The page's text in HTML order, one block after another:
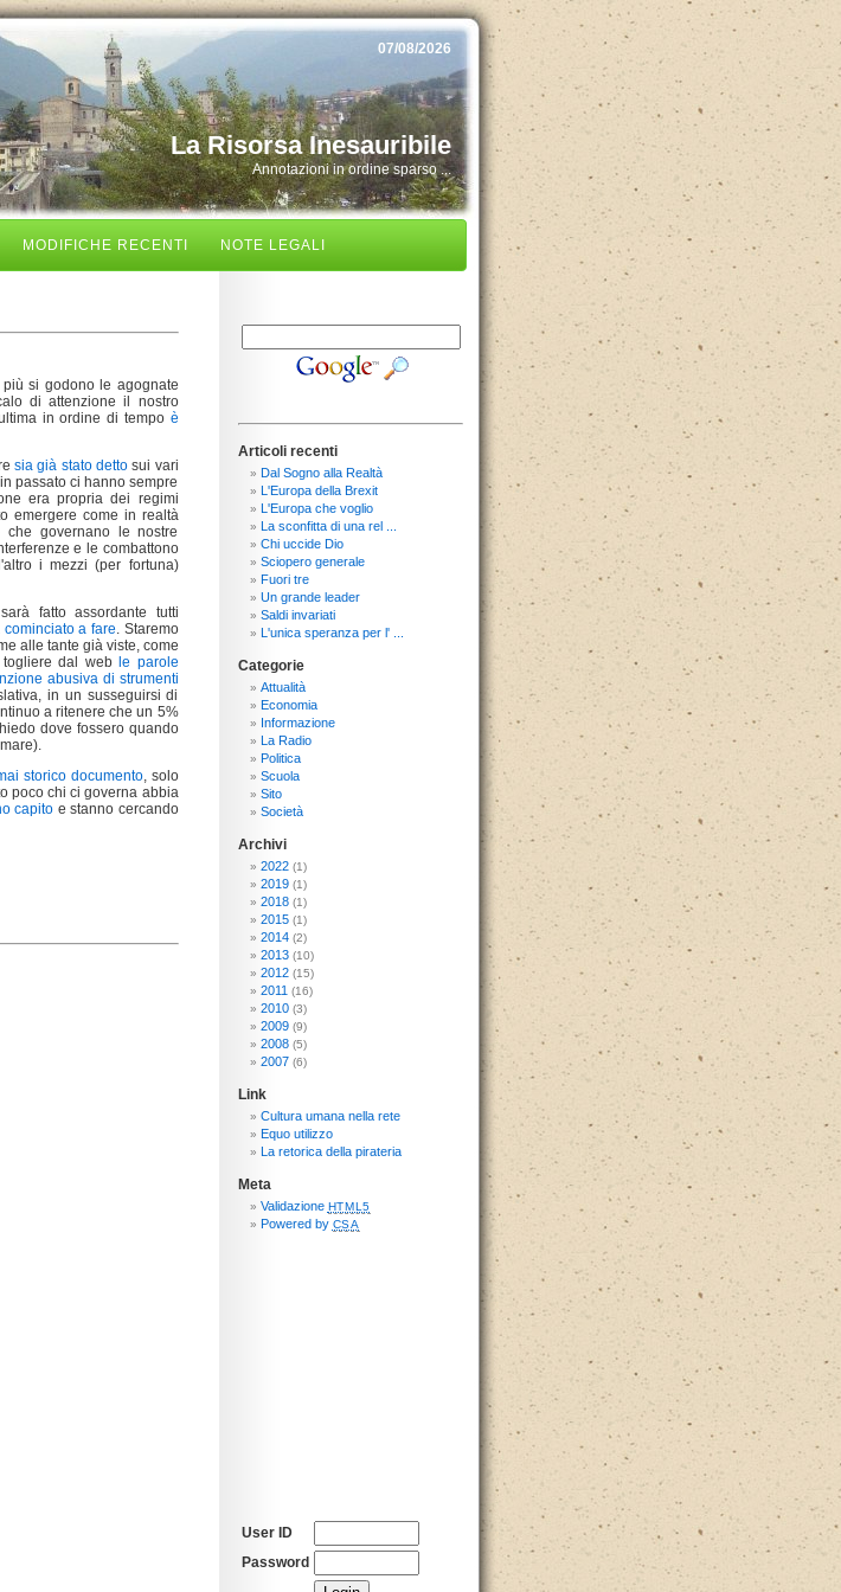
La Risorsa Inesauribile
Annotazioni in ordine sparso ...
07/08/2026
MODIFICHE RECENTI NOTE LEGALI
si godono le agognate
di attenzione il nostro
in ordine di tempo è
sia già stato dettosui vari
passato ci hanno sempre
era propria dei regimi
emergere come in realtà
governano le nostre
e le combattono
i mezzi (per fortuna)
fatto assordante tutti
cominciato a fare. Staremo
alle tante già viste, come
dal web le parole
abusiva di strumenti
in un susseguirsi di
a ritenere che un 5%
dove fossero quando
storico documento, solo
poco chi ci governa abbia
capito e stanno cercando
Articoli recenti
Dal Sogno alla Realtà
L'Europa della Brexit
L'Europa che voglio
La sconfitta di una rel ...
Chi uccide Dio
Sciopero generale
Fuori tre
Un grande leader
Saldi invariati
L'unica speranza per l' ...
Categorie
Attualità
Economia
Informazione
La Radio
Politica
Scuola
Sito
Società
Archivi
2022(1)
2019(1)
2018(1)
2015(1)
2014(2)
2013(10)
2012(15)
2011 (16)
2010(3)
2009(9)
2008(5)
2007(6)
Link
Cultura umana nella rete
Equo utilizzo
La retorica della pirateria
Meta
Validazione HTML5
Powered by CSA
User ID
Password